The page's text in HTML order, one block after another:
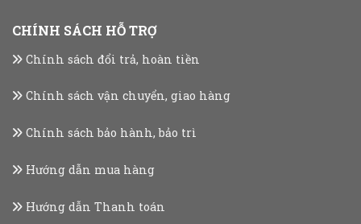
CHÍNH SÁCH HỖ TRỢ
Chính sách đổi trả, hoàn tiền
Chính sách vận chuyển, giao hàng
Chính sách bảo hành, bảo trì
Hướng dẫn mua hàng
Hướng dẫn Thanh toán